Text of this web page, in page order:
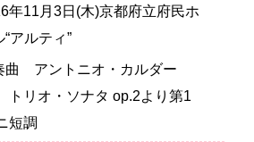
年11月3日(木)京都府立府民ホ
“アルティ”
曲 アントニオ・カルダー
トリオ・ソナタ op.2より第1
短調